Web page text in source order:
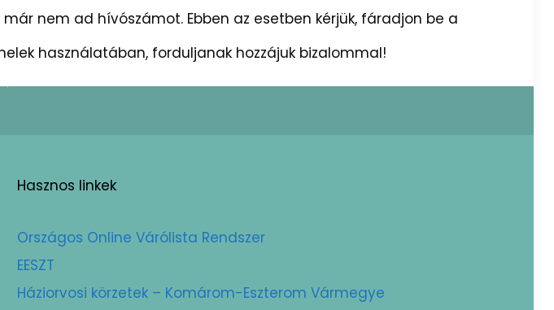
nem ad hívószámot. Ebben az esetben kérjük, fáradjon be a
használatában, forduljanak hozzájuk bizalommal!
Hasznos linkek
Országos Online Várólista Rendszer
EESZT
Háziorvosi körzetek – Komárom-Eszterom Vármegye